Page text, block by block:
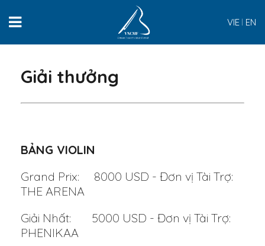
VIE EN
Giải thưởng
BẢNG VIOLIN
Grand Prix: 8000 USD - Đơn vị Tài Trợ:
THE ARENA
Giải Nhất: 5000 USD - Đơn vị Tài Trợ:
PHENIKAA